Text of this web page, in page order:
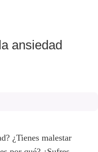
ansiedad
¿Tienes malestar